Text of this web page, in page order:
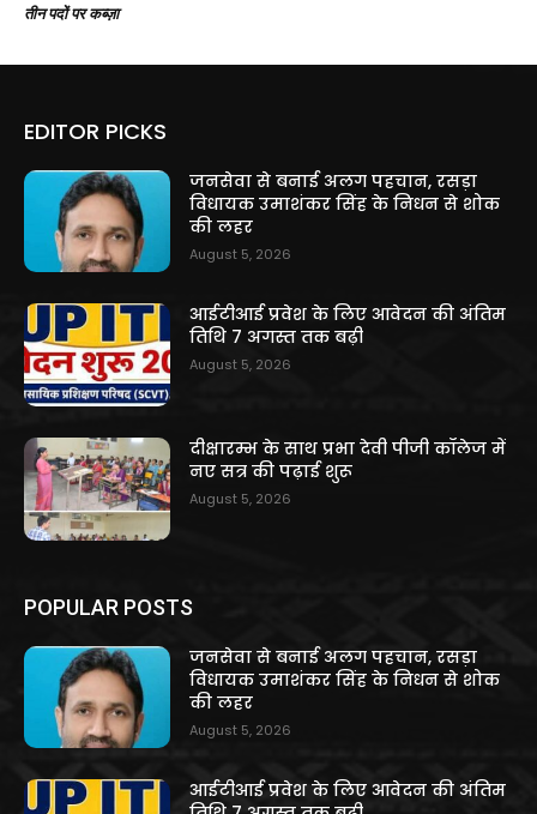
तीन पदों पर कब्ज़ा
EDITOR PICKS
जनसेवा से बनाई अलग पहचान, रसड़ा
विधायक उमाशंकर सिंह के निधन से शोक
की लहर
August 5, 2026
आईटीआई प्रवेश के लिए आवेदन की अंतिम
तिथि 7 अगस्त तक बढ़ी
August 5, 2026
दीक्षारम्भ के साथ प्रभा देवी पीजी कॉलेज में
नए सत्र की पढ़ाई शुरू
August 5, 2026
POPULAR POSTS
जनसेवा से बनाई अलग पहचान, रसड़ा
विधायक उमाशंकर सिंह के निधन से शोक
की लहर
August 5, 2026
आईटीआई प्रवेश के लिए आवेदन की अंतिम